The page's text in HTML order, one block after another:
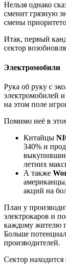
Нельзя однако
сменит грязную
смены
Итак, первый
сектор
Электромобили
Рука об руку с
электромобилей
на этом поле
Помимо неё в
Китайцы
340% и
летних
А также
акций на
План у
электрокаров и
каждому жителю
Больше
производителей.
Сектор